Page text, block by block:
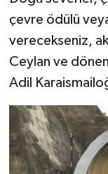
çevre ödülü
verecekseniz,
Ceylan ve
Adil